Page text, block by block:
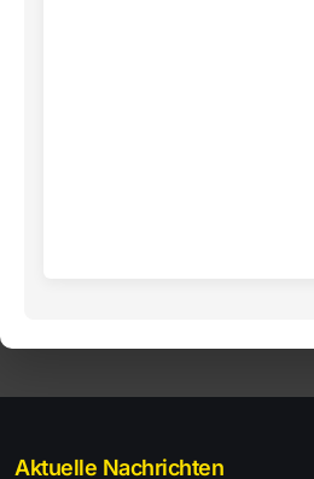
Aktuelle Nachrichten